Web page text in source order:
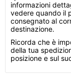
informazioni
vedere quando il
consegnato al
destinazione.
Ricorda che è
della tua
posizione e sul